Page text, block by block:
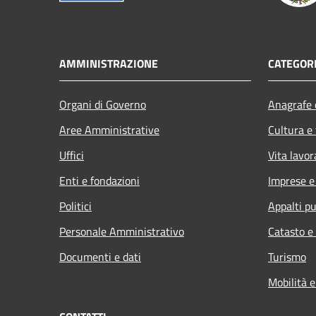
AMMINISTRAZIONE
Organi di Governo
Aree Amministrative
Uffici
Enti e fondazioni
Politici
Personale Amministrativo
Documenti e dati
Cultura
Vita
Imprese
Appalti
Catasto
Turismo
Mobilità